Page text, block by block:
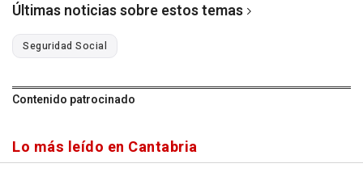
Últimas noticias sobre estos temas
Seguridad Social
Contenido patrocinado
Lo más leído en Cantabria